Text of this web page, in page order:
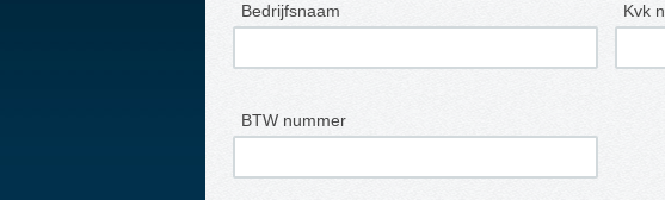
Bedrijfsnaam Kvk
BTW nummer